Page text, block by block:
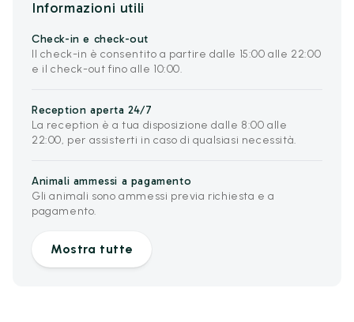
Informazioni utili
Check-in e check-out
Il check-in è consentito a partire dalle 15:00 alle 22:00
e il check-out fino alle 10:00.
Reception aperta 24/7
La reception è a tua disposizione dalle 8:00 alle
22:00, per assisterti in caso di qualsiasi necessità.
Animali ammessi a pagamento
Gli animali sono ammessi previa richiesta e a
pagamento.
Mostra tutte